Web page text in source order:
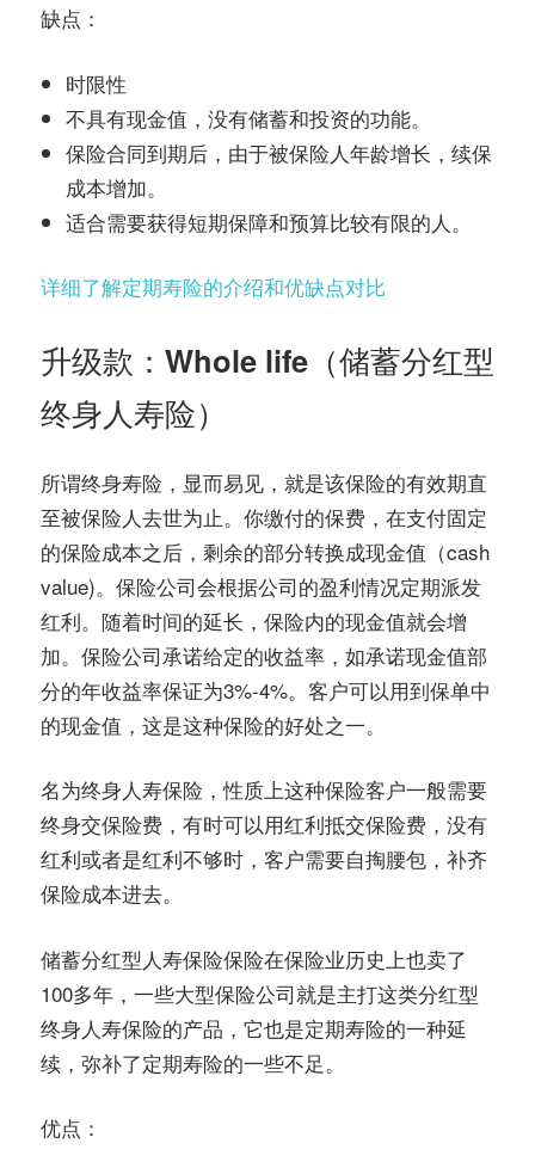
缺点：
时限性
不具有现金值，没有储蓄和投资的功能。
保险合同到期后，由于被保险人年龄增长，续保
成本增加。
适合需要获得短期保障和预算比较有限的人。
详细了解定期寿险的介绍和优缺点对比
升级款：Whole life（储蓄分红型
终身人寿险）
所谓终身寿险，显而易见，就是该保险的有效期直
至被保险人去世为止。你缴付的保费，在支付固定
的保险成本之后，剩余的部分转换成现金值（cash
value)。保险公司会根据公司的盈利情况定期派发
红利。随着时间的延长，保险内的现金值就会增
加。保险公司承诺给定的收益率，如承诺现金值部
分的年收益率保证为3%-4%。客户可以用到保单中
的现金值，这是这种保险的好处之一。
名为终身人寿保险，性质上这种保险客户一般需要
终身交保险费，有时可以用红利抵交保险费，没有
红利或者是红利不够时，客户需要自掏腰包，补齐
保险成本进去。
储蓄分红型人寿保险保险在保险业历史上也卖了
100多年，一些大型保险公司就是主打这类分红型
终身人寿保险的产品，它也是定期寿险的一种延
续，弥补了定期寿险的一些不足。
优点：